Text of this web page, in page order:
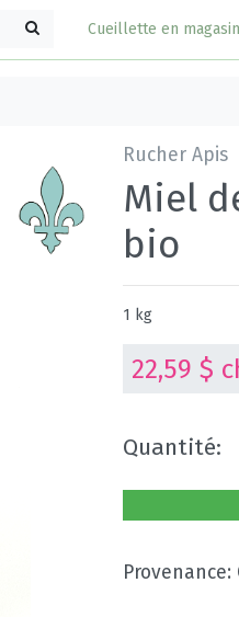
Cueillette en magasin
Rucher Apis
Miel
bio
1 kg
22,59 $
Quantité:
Provenance: